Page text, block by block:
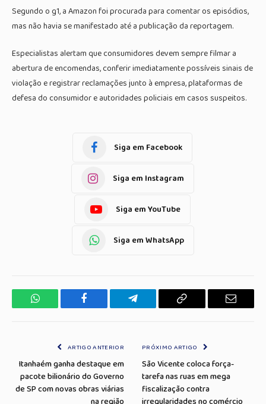
Segundo o g1, a Amazon foi procurada para comentar os episódios,
mas não havia se manifestado até a publicação da reportagem.
Especialistas alertam que consumidores devem sempre filmar a
abertura de encomendas, conferir imediatamente possíveis sinais de
violação e registrar reclamações junto à empresa, plataformas de
defesa do consumidor e autoridades policiais em casos suspeitos.
Siga em Facebook
Siga em Instagram
Siga em YouTube
Siga em WhatsApp
WhatsApp Facebook Telegrama Copiar
E-
ARTIGO ANTERIOR
Itanhaém ganha destaque em
pacote bilionário do Governo
de SP com novas obras viárias
PRÓXIMO ARTIGO
São Vicente coloca força-
tarefa nas ruas em mega
fiscalização contra